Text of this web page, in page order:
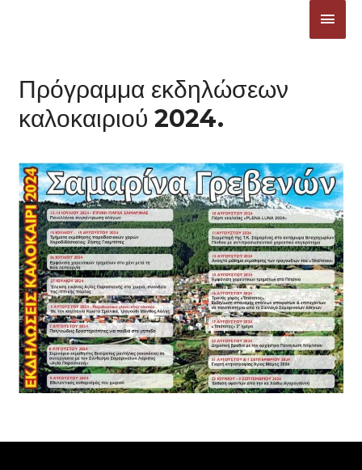
Πρόγραμμα εκδηλώσεων
καλοκαιριού 2024.